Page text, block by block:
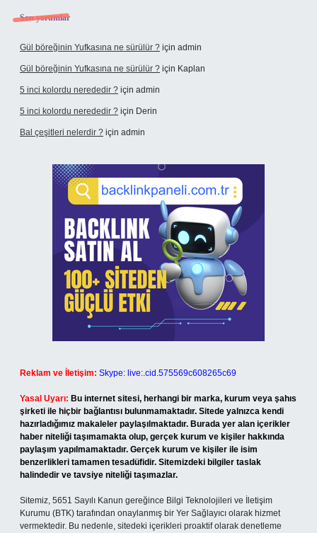
Son yorumlar
Gül böreğinin Yufkasına ne sürülür ? için admin
Gül böreğinin Yufkasına ne sürülür ? için Kaplan
5 inci kolordu nerededir ? için admin
5 inci kolordu nerededir ? için Derin
Bal çeşitleri nelerdir ? için admin
Reklam ve İletişim: Skype: live:.cid.575569c608265c69
Yasal Uyarı: Bu internet sitesi, herhangi bir marka, kurum veya şahıs
şirketi ile hiçbir bağlantısı bulunmamaktadır. Sitede yalnızca kendi
hazırladığımız makaleler paylaşılmaktadır. Burada yer alan içerikler
haber niteliği taşımamakta olup, gerçek kurum ve kişiler hakkında
paylaşım yapılmamaktadır. Gerçek kurum ve kişiler ile isim
benzerlikleri tamamen tesadüfidir. Sitemizdeki bilgiler taslak
halindedir ve tavsiye niteliği taşımazlar.
Sitemiz, 5651 Sayılı Kanun gereğince Bilgi Teknolojileri ve İletişim
Kurumu (BTK) tarafından onaylanmış bir Yer Sağlayıcı olarak hizmet
vermektedir. Bu nedenle, sitedeki içerikleri proaktif olarak denetleme